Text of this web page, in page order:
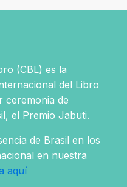
(CBL) es la
del Libro
ceremonia de
el Premio Jabuti.
de Brasil en los
en nuestra
aquí